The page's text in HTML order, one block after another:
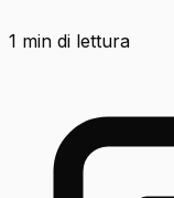
1 min di lettura